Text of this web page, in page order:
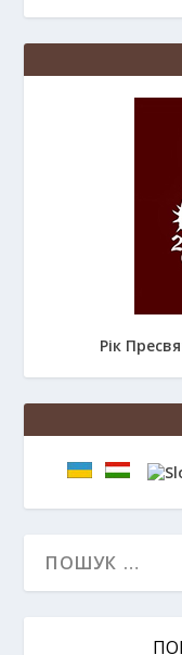
Рік